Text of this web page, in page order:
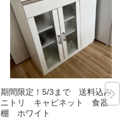
期間限定！5/3まで 送料込み
ニトリ キャビネット 食器
棚 ホワイト